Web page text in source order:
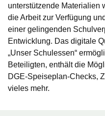
unterstützende Materialien
die Arbeit zur Verfügung
einer gelingenden
Entwicklung. Das digitale
„Unser Schulessen“
Beteiligten, enthält die
DGE-Speiseplan-Checks,
vieles mehr.